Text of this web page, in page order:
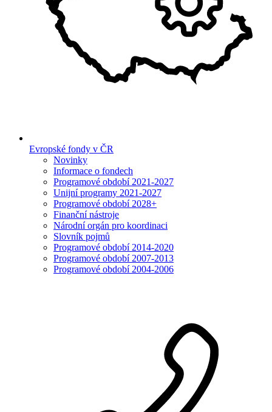
Evropské fondy v ČR
Novinky
Informace o fondech
Programové období 2021-2027
Unijní programy 2021-2027
Programové období 2028+
Finanční nástroje
Národní orgán pro koordinaci
Slovník pojmů
Programové období 2014-2020
Programové období 2007-2013
Programové období 2004-2006